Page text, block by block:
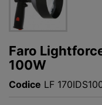
Faro
100W
Codice LF